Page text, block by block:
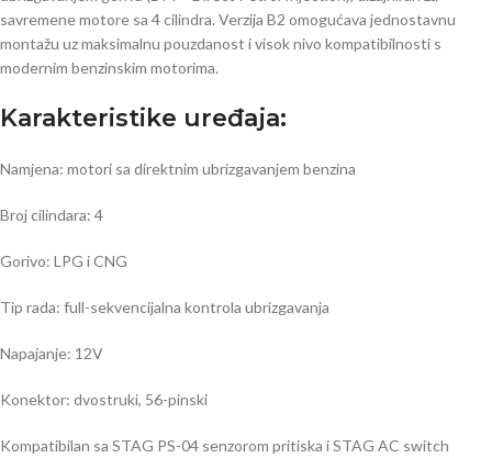
savremene motore sa 4 cilindra. Verzija B2 omogućava jednostavnu
montažu uz maksimalnu pouzdanost i visok nivo kompatibilnosti s
modernim benzinskim motorima.
Karakteristike uređaja:
Namjena: motori sa direktnim ubrizgavanjem benzina
Broj cilindara: 4
Gorivo: LPG i CNG
Tip rada: full-sekvencijalna kontrola ubrizgavanja
Napajanje: 12V
Konektor: dvostruki, 56-pinski
Kompatibilan sa STAG PS-04 senzorom pritiska i STAG AC switch